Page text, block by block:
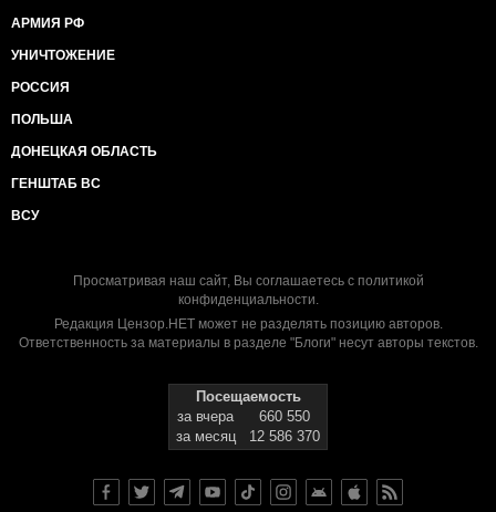
АРМИЯ РФ
УНИЧТОЖЕНИЕ
РОССИЯ
ПОЛЬША
ДОНЕЦКАЯ ОБЛАСТЬ
ГЕНШТАБ ВС
ВСУ
Просматривая наш сайт, Вы соглашаетесь с политикой
конфиденциальности.
Редакция Цензор.НЕТ может не разделять позицию авторов.
Ответственность за материалы в разделе "Блоги" несут авторы текстов.
Посещаемость
за вчера
660 550
за месяц
12 586 370